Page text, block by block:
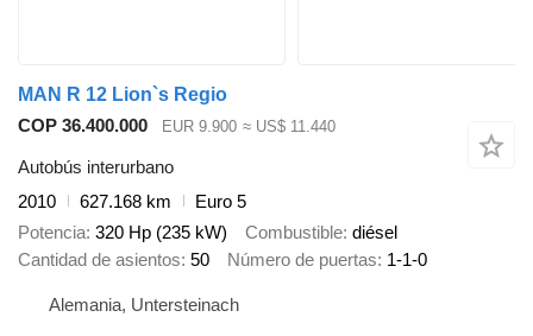
MAN R 12 Lion`s Regio
COP 36.400.000
EUR 9.900 ≈ US$ 11.440
Autobús interurbano
2010
627.168 km
Euro 5
Potencia 320 Hp (235 kW) Combustible diésel
Cantidad de asientos 50 Número de puertas 1-1-0
Alemania, Untersteinach